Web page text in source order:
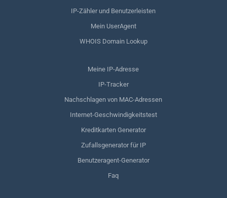
IP-Zähler und Benutzerleisten
Mein UserAgent
WHOIS Domain Lookup
Meine IP-Adresse
IP-Tracker
Nachschlagen von MAC-Adressen
Internet-Geschwindigkeitstest
Kreditkarten Generator
Zufallsgenerator für IP
Benutzeragent-Generator
Faq